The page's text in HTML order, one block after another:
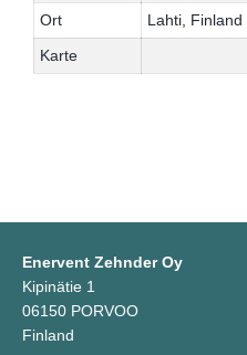
Ort
Lahti, Finland
Karte
Enervent Zehnder Oy
Kipinätie 1
06150 PORVOO
Finland